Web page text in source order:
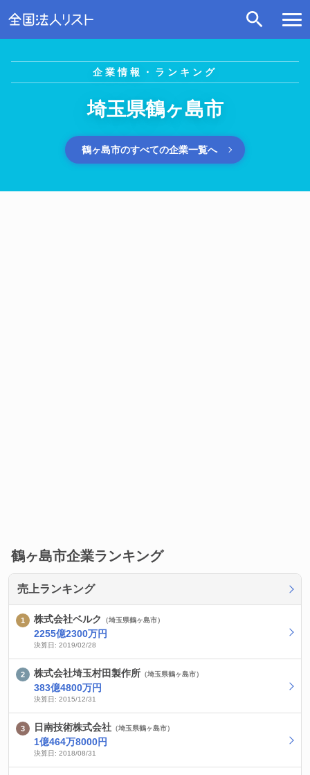
企業情報・ランキング
埼玉県鶴ヶ島市
鶴ヶ島市のすべての企業一覧へ
鶴ヶ島市企業ランキング
売上ランキング
株式会社ベルク （埼玉県鶴ヶ島市）
2255億2300万円
決算日: 2019/02/28
株式会社埼玉村田製作所 （埼玉県鶴ヶ島市）
383億4800万円
決算日: 2015/12/31
日南技術株式会社 （埼玉県鶴ヶ島市）
1億464万8000円
決算日: 2018/08/31